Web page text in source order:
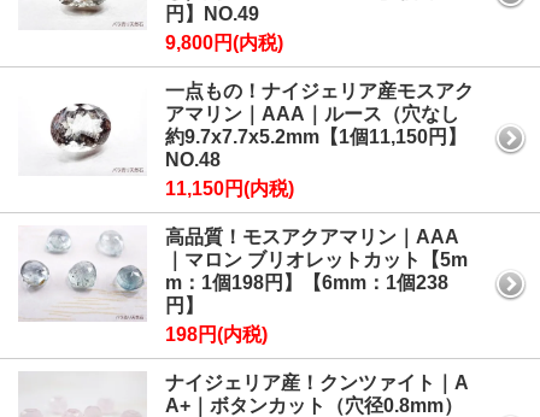
円】NO.49
9,800円(内税)
一点もの！ナイジェリア産モスアク
アマリン｜AAA｜ルース（穴なし
約9.7x7.7x5.2mm【1個11,150円】
NO.48
11,150円(内税)
高品質！モスアクアマリン｜AAA
｜マロン ブリオレットカット【5m
m：1個198円】【6mm：1個238
円】
198円(内税)
ナイジェリア産！クンツァイト｜A
A+｜ボタンカット（穴径0.8mm）